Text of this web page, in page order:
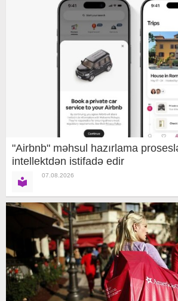
"Airbnb" məhsul hazırlama
intellektdən istifadə edir
07.08.2026